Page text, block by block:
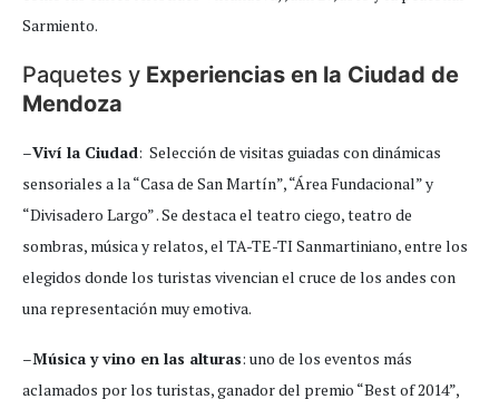
Sarmiento.
Paquetes y Experiencias en la Ciudad de
Mendoza
–Viví la Ciudad: Selección de visitas guiadas con dinámicas
sensoriales a la “Casa de San Martín”, “Área Fundacional” y
“Divisadero Largo” . Se destaca el teatro ciego, teatro de
sombras, música y relatos, el TA-TE-TI Sanmartiniano, entre los
elegidos donde los turistas vivencian el cruce de los andes con
una representación muy emotiva.
–Música y vino en las alturas: uno de los eventos más
aclamados por los turistas, ganador del premio “Best of 2014”,